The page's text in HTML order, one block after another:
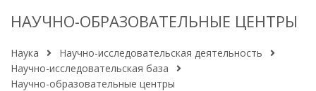
НАУЧНО-ОБРАЗОВАТЕЛЬНЫЕ ЦЕНТРЫ
Наука
Научно-исследовательская деятельность
Научно-исследовательская база
Научно-образовательные центры